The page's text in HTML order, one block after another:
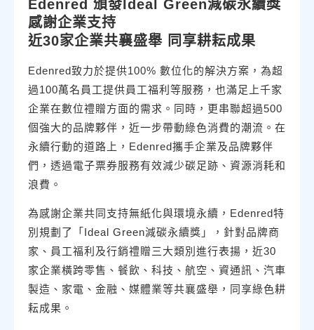
Edenred 頒發Ideal Green減碳永續獎
感謝企業支持
近30家企業共襄盛舉 同享耕耘成果
Edenred致力於提供100% 數位化的解決方案，為超
過100萬名員工提供員工福利等服務，也滿足上千家
企業在數位禮贈方面的需求。同時，更串聯超過500
個強大的品牌夥伴，近一步帶動綠色消費的潮流。在
永續行動的道路上，Edenred攜手企業及品牌夥伴
們，透過電子票券服務有效減少碳足跡、資源消耗和
浪費。
為感謝企業共同支持無紙化與環境永續，Edenred特
別規劃了「Ideal Green減碳永續獎」，針對品牌商
家、員工福利及行銷禮贈三大類別進行表揚，近30
家企業橫跨零售、餐飲、科技、航空、資通訊、汽車
製造、家電、金融、媒體業等共襄盛舉，同享綠色耕
耘成果。